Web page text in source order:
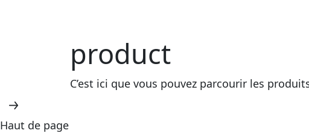
product
C’est ici que vous pouvez parcourir les
Haut de page